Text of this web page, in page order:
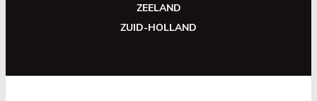
ZEELAND
ZUID-HOLLAND